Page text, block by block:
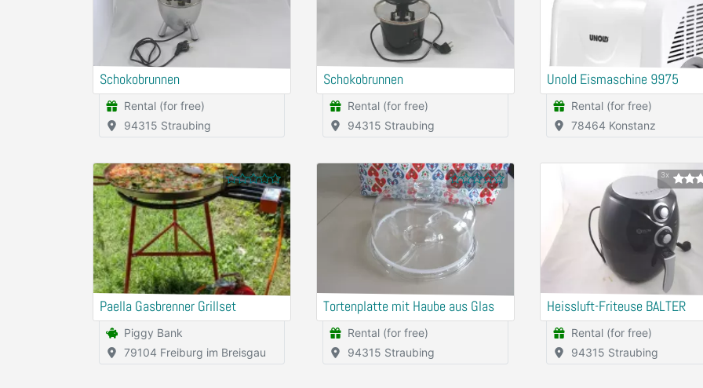
Schokobrunnen
Rental (for free)
94315 Straubing
Schokobrunnen
Rental (for free)
94315 Straubing
Unold Eismaschine 9975
Rental (for free)
78464 Konstanz
Paella Gasbrenner Grillset
Piggy Bank
79104 Freiburg im Breisgau
Tortenplatte mit Haube aus Glas
Rental (for free)
94315 Straubing
3x
Heissluft-Friteuse BALTER
Rental (for free)
94315 Straubing